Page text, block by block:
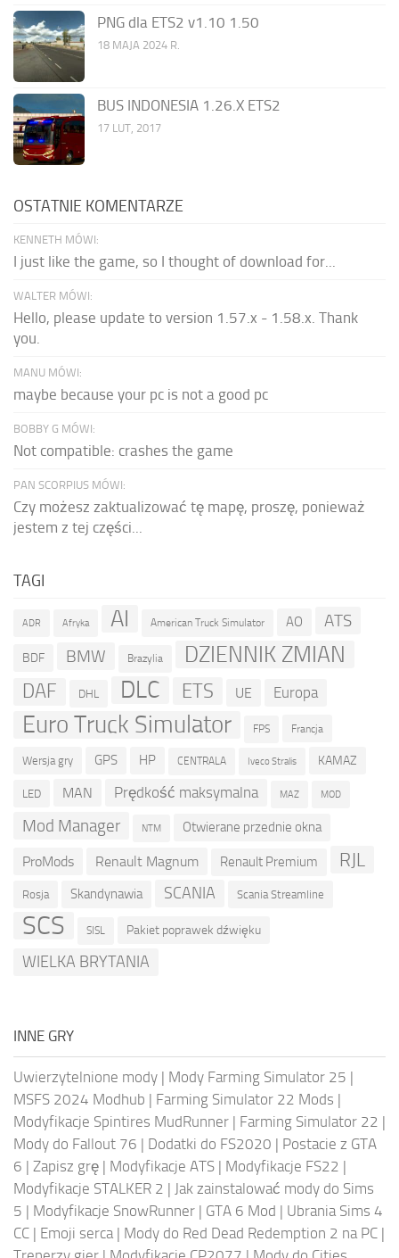
PNG dla ETS2 v1.10 1.50
18 MAJA 2024 R.
BUS INDONESIA 1.26.X ETS2
17 LUT, 2017
OSTATNIE KOMENTARZE
KENNETH MÓWI:
I just like the game, so I thought of download for...
WALTER MÓWI:
Hello, please update to version 1.57.x - 1.58.x. Thank
you.
MANU MÓWI:
maybe because your pc is not a good pc
BOBBY G MÓWI:
Not compatible: crashes the game
PAN SCORPIUS MÓWI:
Czy możesz zaktualizować tę mapę, proszę, ponieważ
jestem z tej części...
TAGI
ADR Afryka AI American Truck Simulator AO ATS
BDF BMW Brazylia DZIENNIK ZMIAN
DAF DHL DLC ETS UE Europa
Euro Truck Simulator FPS Francja
Wersja gry GPS HP CENTRALA Iveco Stralis KAMAZ
LED MAN Prędkość maksymalna MAZ MOD
Mod Manager NTM Otwierane przednie okna
ProMods Renault Magnum Renault Premium RJL
Rosja Skandynawia SCANIA Scania Streamline
SCS SISL Pakiet poprawek dźwięku
WIELKA BRYTANIA
INNE GRY
Uwierzytelnione mody | Mody Farming Simulator 25 |
MSFS 2024 Modhub | Farming Simulator 22 Mods |
Modyfikacje Spintires MudRunner | Farming Simulator 22 |
Mody do Fallout 76 | Dodatki do FS2020 | Postacie z GTA
6 | Zapisz grę | Modyfikacje ATS | Modyfikacje FS22 |
Modyfikacje STALKER 2 | Jak zainstalować mody do Sims
5 | Modyfikacje SnowRunner | GTA 6 Mod | Ubrania Sims 4
CC | Emoji serca | Mody do Red Dead Redemption 2 na PC |